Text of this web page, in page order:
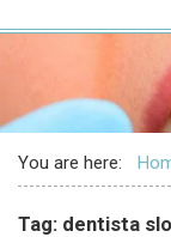
You are here:
Tag: dentista